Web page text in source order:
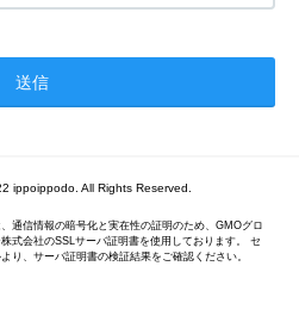
ippoippodo. All Rights Reserved.
通信情報の暗号化と実在性の証明のため、GMOグロ
式会社のSSLサーバ証明書を使用しております。 セ
り、サーバ証明書の検証結果をご確認ください。